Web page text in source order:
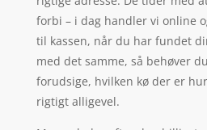
forbi – i dag handler vi online
til kassen, når du har fundet
med det samme, så behøver
forudsige, hvilken kø der er
rigtigt alligevel.